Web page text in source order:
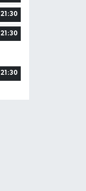
21:30
21:30
21:30